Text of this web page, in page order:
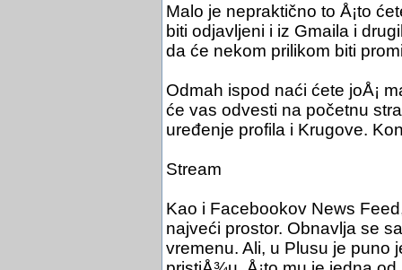
Malo je nepraktično to Å¡to
biti odjavljeni i iz Gmaila i
da će nekom prilikom biti
Odmah ispod naći ćete joÅ¡
će vas odvesti na početnu
uređenje profila i Krugove.
Stream
Kao i Facebookov News
najveći prostor. Obnavlja se
vremenu. Ali, u Plusu je puno